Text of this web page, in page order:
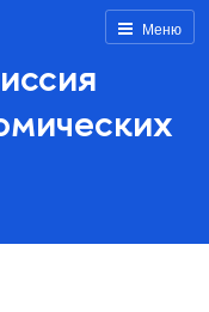
Меню